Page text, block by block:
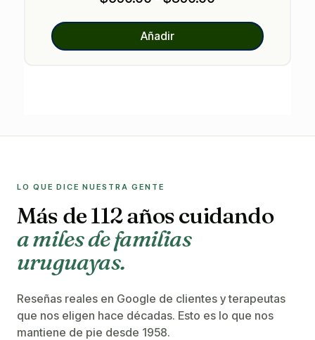
precios:
desde
Añadir
LO QUE DICE NUESTRA GENTE
Más de 112 años cuidando
a miles de familias
uruguayas.
Reseñas reales en Google de clientes y terapeutas
que nos eligen hace décadas. Esto es lo que nos
mantiene de pie desde 1958.